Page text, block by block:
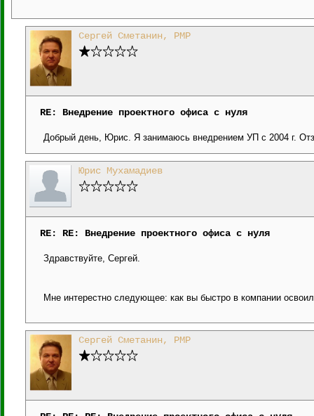
Сергей Сметанин, PMP
RE: Внедрение проектного офиса с нуля
Добрый день, Юрис. Я занимаюсь внедрением УП с 2004 г.
Юрис Мухамадиев
RE: RE: Внедрение проектного офиса с нуля
Здравствуйте, Сергей.
Мне интерестно следующее: как вы быстро в компании
Сергей Сметанин, PMP